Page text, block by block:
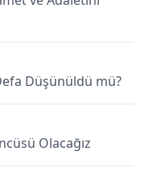
Düşünüldü mü?
Olacağız